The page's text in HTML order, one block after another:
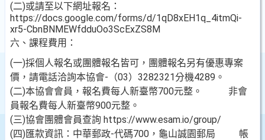
(二)或請至以下網址報名：
https://docs.google.com/forms/d/1qD8xEH1q_4itmQi-
xr5-CbnBNMEWfdduOo3ScExZS8M
六、課程費用：
(一)採個人報名或團體報名皆可，團體報名另有優惠專案
價，請電話洽詢本協會-（03）3282321分機4289。
(二)本協會會員，報名費每人新臺幣700元整。 非會
員報名費每人新臺幣900元整。
(三)協會團體會員查詢 https://www.esam.io/group/
(四)匯款資訊：中華郵政-代碼700，龜山誠園郵局 帳